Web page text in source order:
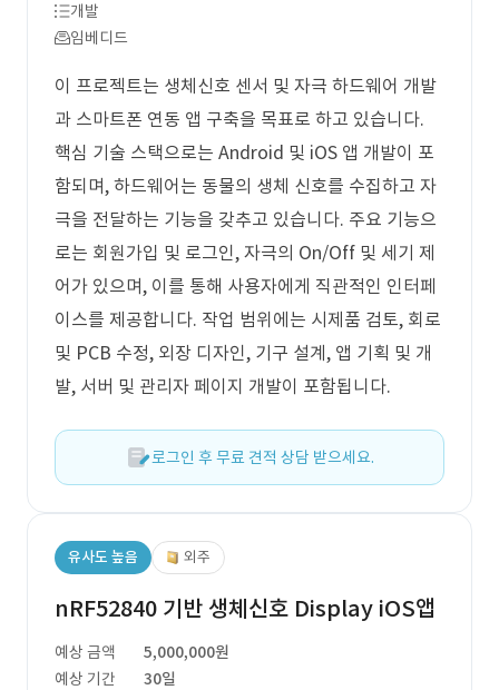
개발
임베디드
이 프로젝트는 생체신호 센서 및 자극 하드웨어 개발
과 스마트폰 연동 앱 구축을 목표로 하고 있습니다.
핵심 기술 스택으로는 Android 및 iOS 앱 개발이 포
함되며, 하드웨어는 동물의 생체 신호를 수집하고 자
극을 전달하는 기능을 갖추고 있습니다. 주요 기능으
로는 회원가입 및 로그인, 자극의 On/Off 및 세기 제
어가 있으며, 이를 통해 사용자에게 직관적인 인터페
이스를 제공합니다. 작업 범위에는 시제품 검토, 회로
및 PCB 수정, 외장 디자인, 기구 설계, 앱 기획 및 개
발, 서버 및 관리자 페이지 개발이 포함됩니다.
로그인 후 무료 견적 상담 받으세요.
유사도 높음 외주
nRF52840 기반 생체신호 Display iOS앱
예상 금액
5,000,000원
예상 기간
30일